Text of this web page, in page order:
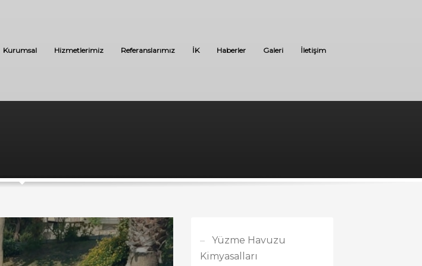
Kurumsal Hizmetlerimiz Referanslarımız İK Haberler Galeri İletişim
Yüzme Havuzu
Kimyasalları